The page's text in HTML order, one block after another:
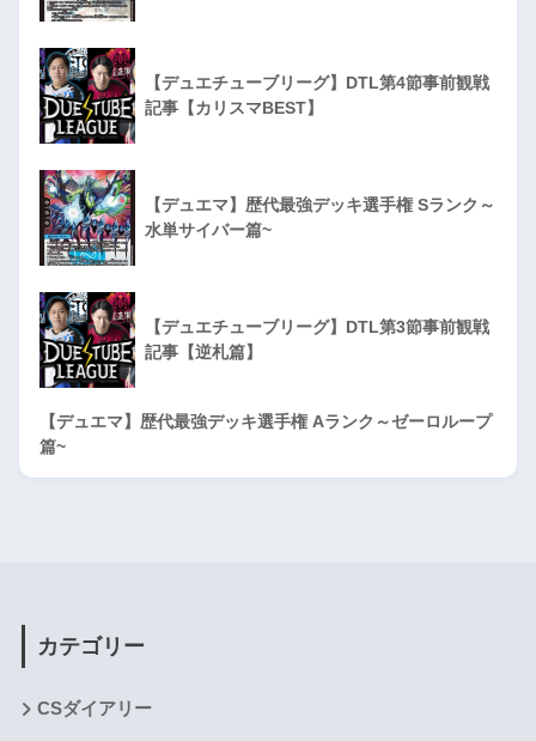
【デュエチューブリーグ】DTL第4節事前観戦
記事【カリスマBEST】
【デュエマ】歴代最強デッキ選手権 Sランク～
水単サイバー篇~
【デュエチューブリーグ】DTL第3節事前観戦
記事【逆札篇】
【デュエマ】歴代最強デッキ選手権 Aランク～ゼーロループ
篇~
カテゴリー
CSダイアリー